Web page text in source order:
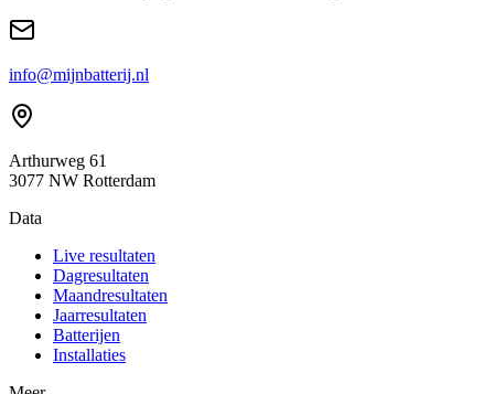
info@mijnbatterij.nl
Arthurweg 61
3077 NW Rotterdam
Data
Live resultaten
Dagresultaten
Maandresultaten
Jaarresultaten
Batterijen
Installaties